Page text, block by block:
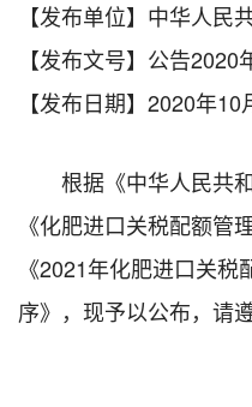
【发布单位】中华人民
【发布文号】公告2020
【发布日期】2020年10
根据《中华人民共
《化肥进口关税配额管
《2021年化肥进口关
序》，现予以公布，请